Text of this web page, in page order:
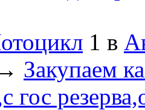
1 в
Закупаем
гос